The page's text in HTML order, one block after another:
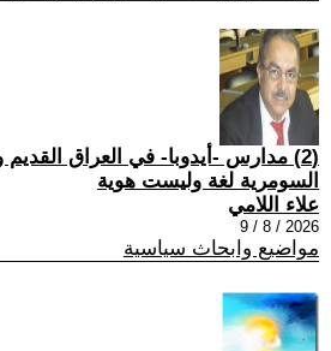
(2) مدارس -أيدوبا- في العراق
السومرية لغة وليست هوية
علاء اللامي
2026 / 8 / 9
مواضيع وابحاث سياسية